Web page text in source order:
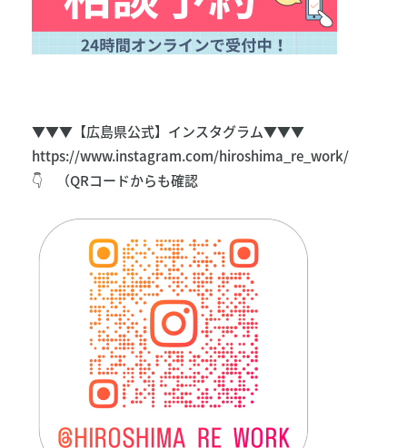
▼▼▼【広島県公式】インスタグラム▼▼▼
https://www.instagram.com/hiroshima_re_work/
👇 （QRコードからも確認